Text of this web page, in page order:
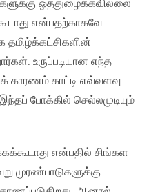
ஒத்துழைக்கவில்லை
என்பதற்காகவே
தமிழ்க்கட்சிகளின்
உருப்படியான எந்த
காரணம் காட்டி எவ்வளவு
போக்கில் செல்லமுடியும்
என்பதில் சிங்கள
முரண்பாடுகளுக்கு